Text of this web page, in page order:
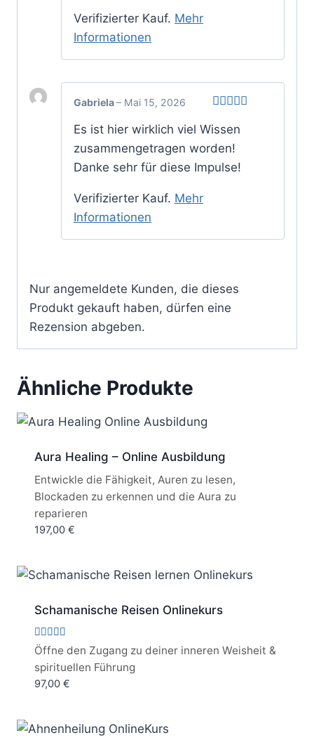
Verifizierter Kauf. Mehr
Informationen
mit5von 5
Gabriela– Mai 15, 2026
Es ist hier wirklich viel Wissen
zusammengetragen worden!
Danke sehr für diese Impulse!
Verifizierter Kauf. Mehr
Informationen
Nur angemeldete Kunden, die dieses
Produkt gekauft haben, dürfen eine
Rezension abgeben.
Ähnliche Produkte
Aura Healing – Online Ausbildung
Entwickle die Fähigkeit, Auren zu lesen,
Blockaden zu erkennen und die Aura zu
reparieren
197,00 €
Schamanische Reisen Onlinekurs
Bewertet
mit
5.00
von 5
Öffne den Zugang zu deiner inneren Weisheit &
spirituellen Führung
97,00 €